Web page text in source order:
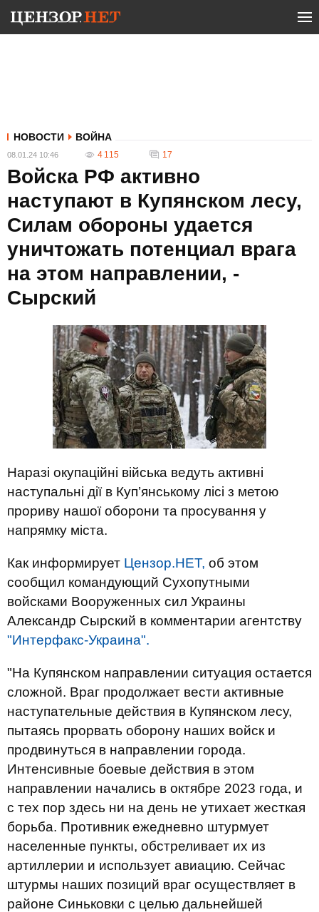
НОВОСТИ ВОЙНА
08.01.24 10:46 4 115 17
Войска РФ активно
наступают в Купянском лесу,
Силам обороны удается
уничтожать потенциал врага
на этом направлении, -
Сырский
Наразі окупаційні війська ведуть активні
наступальні дії в Куп’янському лісі з метою
прориву нашої оборони та просування у
напрямку міста.
Как информирует Цензор.НЕТ, об этом
сообщил командующий Сухопутными
войсками Вооруженных сил Украины
Александр Сырский в комментарии агентству
"Интерфакс-Украина".
"На Купянском направлении ситуация остается
сложной. Враг продолжает вести активные
наступательные действия в Купянском лесу,
пытаясь прорвать оборону наших войск и
продвинуться в направлении города.
Интенсивные боевые действия в этом
направлении начались в октябре 2023 года, и
с тех пор здесь ни на день не утихает жесткая
борьба. Противник ежедневно штурмует
населенные пункты, обстреливает их из
артиллерии и использует авиацию. Сейчас
штурмы наших позиций враг осуществляет в
районе Синьковки с целью дальнейшей